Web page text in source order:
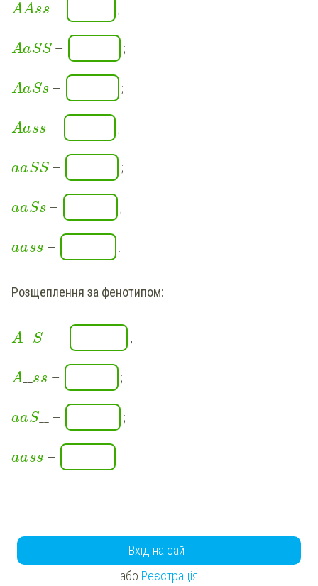
AAss — ;
AaSS— ;
AaSs — ;
Aass — ;
aaSS— ;
aaSs — ;
aass —
Розщеплення за фенотипом:
A S — ;
A ss — ;
aaS__ — ;
aass —
Вхід на сайт
або Реєстрація